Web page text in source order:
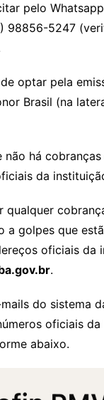
pelo
98856-5247
optar pela
Brasil (na
não há
da
qualquer
golpes que
oficiais da
.
do sistema
oficiais
abaixo.